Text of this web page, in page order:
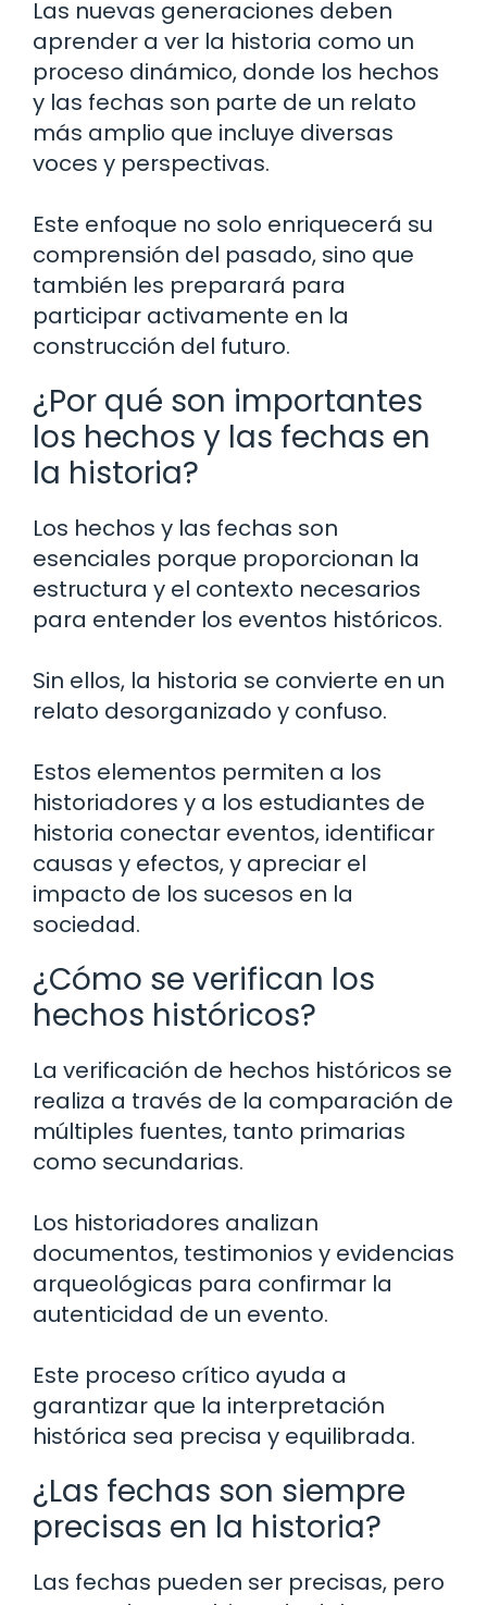
Las nuevas generaciones deben
aprender a ver la historia como un
proceso dinámico, donde los hechos
y las fechas son parte de un relato
más amplio que incluye diversas
voces y perspectivas.
Este enfoque no solo enriquecerá su
comprensión del pasado, sino que
también les preparará para
participar activamente en la
construcción del futuro.
¿Por qué son importantes
los hechos y las fechas en
la historia?
Los hechos y las fechas son
esenciales porque proporcionan la
estructura y el contexto necesarios
para entender los eventos históricos.
Sin ellos, la historia se convierte en un
relato desorganizado y confuso.
Estos elementos permiten a los
historiadores y a los estudiantes de
historia conectar eventos, identificar
causas y efectos, y apreciar el
impacto de los sucesos en la
sociedad.
¿Cómo se verifican los
hechos históricos?
La verificación de hechos históricos se
realiza a través de la comparación de
múltiples fuentes, tanto primarias
como secundarias.
Los historiadores analizan
documentos, testimonios y evidencias
arqueológicas para confirmar la
autenticidad de un evento.
Este proceso crítico ayuda a
garantizar que la interpretación
histórica sea precisa y equilibrada.
¿Las fechas son siempre
precisas en la historia?
Las fechas pueden ser precisas, pero